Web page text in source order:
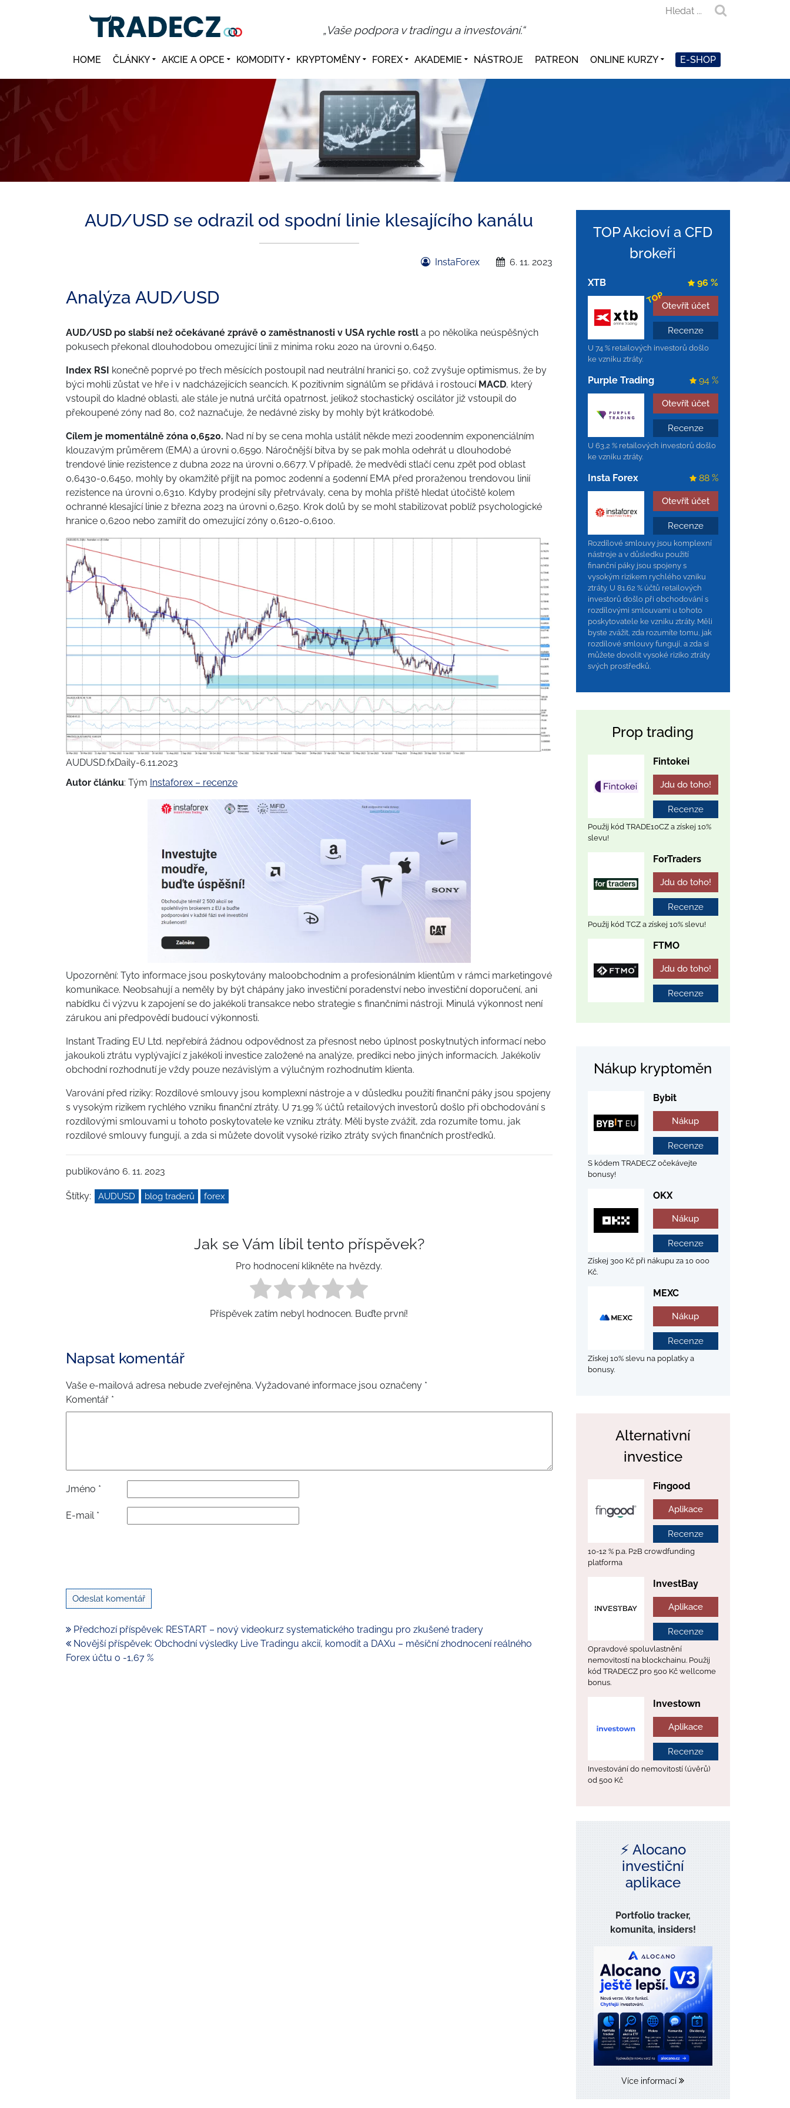
„Vaše podpora v tradingu a investování.“
HOME ČLÁNKY AKCIE A OPCE KOMODITY KRYPTOMĚNY FOREX AKADEMIE NÁSTROJE PATREON ONLINE KURZY E-SHOP
AUD/USD se odrazil od spodní linie klesajícího kanálu
InstaForex 6. 11. 2023
Analýza AUD/USD
AUD/USD po slabší než očekávané zprávě o zaměstnanosti v USA rychle rostl a po několika neúspěšných
pokusech překonal dlouhodobou omezující linii z minima roku 2020 na úrovni 0,6450.
Index RSI konečně poprvé po třech měsících postoupil nad neutrální hranici 50, což zvyšuje optimismus, že by
býci mohli zůstat ve hře i v nadcházejících seancích. K pozitivním signálům se přidává i rostoucí MACD, který
vstoupil do kladné oblasti, ale stále je nutná určitá opatrnost, jelikož stochastický oscilátor již vstoupil do
překoupené zóny nad 80, což naznačuje, že nedávné zisky by mohly být krátkodobé.
Cílem je momentálně zóna 0,6520. Nad ní by se cena mohla ustálit někde mezi 200denním exponenciálním
klouzavým průměrem (EMA) a úrovni 0,6590. Náročnější bitva by se pak mohla odehrát u dlouhodobé
trendové linie rezistence z dubna 2022 na úrovni 0,6677. V případě, že medvědi stlačí cenu zpět pod oblast
0,6430-0,6450, mohly by okamžitě přijít na pomoc 20denní a 50denní EMA před proraženou trendovou linií
rezistence na úrovni 0,6310. Kdyby prodejní síly přetrvávaly, cena by mohla příště hledat útočiště kolem
ochranné klesající linie z března 2023 na úrovni 0,6250. Krok dolů by se mohl stabilizovat poblíž psychologické
hranice 0,6200 nebo zamířit do omezující zóny 0,6120-0,6100.
AUDUSD.fxDaily-6.11.2023
Autor článku: Tým Instaforex – recenze
Upozornění: Tyto informace jsou poskytovány maloobchodním a profesionálním klientům v rámci marketingové
komunikace. Neobsahují a neměly by být chápány jako investiční poradenství nebo investiční doporučení, ani
nabídku či výzvu k zapojení se do jakékoli transakce nebo strategie s finančními nástroji. Minulá výkonnost není
zárukou ani předpovědí budoucí výkonnosti.
Instant Trading EU Ltd. nepřebírá žádnou odpovědnost za přesnost nebo úplnost poskytnutých informací nebo
jakoukoli ztrátu vyplývající z jakékoli investice založené na analýze, predikci nebo jiných informacích. Jakékoliv
obchodní rozhodnutí je vždy pouze nezávislým a výlučným rozhodnutím klienta.
Varování před riziky: Rozdílové smlouvy jsou komplexní nástroje a v důsledku použití finanční páky jsou spojeny
s vysokým rizikem rychlého vzniku finanční ztráty. U 71.99 % účtů retailových investorů došlo při obchodování s
rozdílovými smlouvami u tohoto poskytovatele ke vzniku ztráty. Měli byste zvážit, zda rozumíte tomu, jak
rozdílové smlouvy fungují, a zda si můžete dovolit vysoké riziko ztráty svých finančních prostředků.
publikováno 6. 11. 2023
Štítky: AUDUSD blog traderů forex
Jak se Vám líbil tento příspěvek?
Pro hodnocení klikněte na hvězdy.
Příspěvek zatím nebyl hodnocen. Buďte první!
Napsat komentář
Vaše e-mailová adresa nebude zveřejněna. Vyžadované informace jsou označeny *
Komentář *
Jméno *
E-mail *
Předchozí příspěvek: RESTART – nový videokurz systematického tradingu pro zkušené tradery
Novější příspěvek: Obchodní výsledky Live Tradingu akcií, komodit a DAXu – měsíční zhodnocení reálného
Forex účtu o -1,67 %
TOP Akcioví a CFD
brokeři
XTB
TOP
Otevřít účet
Recenze
96 %
U 74 % retailových investorů došlo
ke vzniku ztráty.
Purple Trading
Otevřít účet
Recenze
94 %
U 63,2 % retailových investorů došlo
ke vzniku ztráty.
Insta Forex
Otevřít účet
Recenze
88 %
Rozdílové smlouvy jsou komplexní
nástroje a v důsledku použití
finanční páky jsou spojeny s
vysokým rizikem rychlého vzniku
ztráty. U 81.62 % účtů retailových
investorů došlo při obchodování s
rozdílovými smlouvami u tohoto
poskytovatele ke vzniku ztráty. Měli
byste zvážit, zda rozumíte tomu, jak
rozdílové smlouvy fungují, a zda si
můžete dovolit vysoké riziko ztráty
svých prostředků.
Prop trading
Fintokei
Jdu do toho!
Recenze
Použij kód TRADE10CZ a získej 10%
slevu!
ForTraders
Jdu do toho!
Recenze
Použij kód TCZ a získej 10% slevu!
FTMO
Jdu do toho!
Recenze
Nákup kryptoměn
Bybit
Nákup
Recenze
S kódem TRADECZ očekávejte
bonusy!
OKX
Nákup
Recenze
Získej 300 Kč při nákupu za 10 000
Kč.
MEXC
Nákup
Recenze
Získej 10% slevu na poplatky a
bonusy.
Alternativní
investice
Fingood
Aplikace
Recenze
10-12 % p.a. P2B crowdfunding
platforma
InvestBay
Aplikace
Recenze
Opravdové spoluvlastnění
nemovitostí na blockchainu. Použij
kód TRADECZ pro 500 Kč wellcome
bonus.
Investown
Aplikace
Recenze
Investování do nemovitostí (úvěrů)
od 500 Kč
⚡️ Alocano
investiční
aplikace
Portfolio tracker,
komunita, insiders!
Více informací